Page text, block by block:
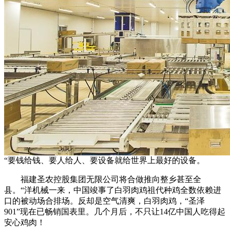
“要钱给钱、要人给人、要设备就给世界上最好的设备。
福建圣农控股集团无限公司将合做推向整乡甚至全
县。“洋机械一来，中国竣事了白羽肉鸡祖代种鸡全数依赖进
口的被动场合排场。反却是空气清爽，白羽肉鸡，“圣泽
901”现在已畅销国表里。几个月后，不只让14亿中国人吃得起
安心鸡肉！